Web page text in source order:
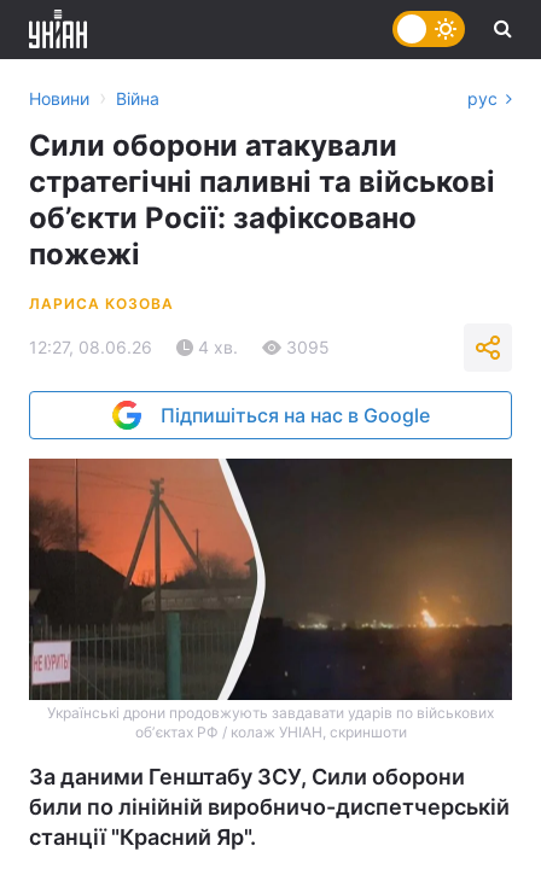
Новини › Війна рус
Сили оборони атакували
стратегічні паливні та військові
об’єкти Росії: зафіксовано
пожежі
ЛАРИСА КОЗОВА
12:27, 08.06.26 4 хв. 3095
Підпишіться на нас в Google
Українські дрони продовжують завдавати ударів по військових
обʼєктах РФ / колаж УНІАН, скриншоти
За даними Генштабу ЗСУ, Сили оборони
били по лінійній виробничо-диспетчерській
станції "Красний Яр".